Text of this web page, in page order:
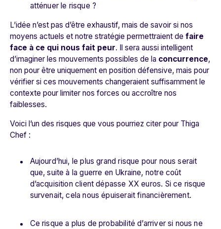
atténuer le risque ?
L’idée n’est pas d’être exhaustif, mais de savoir si nos
moyens actuels et notre stratégie permettraient de faire
face à ce qui nous fait peur. Il sera aussi intelligent
d’imaginer les mouvements possibles de la concurrence,
non pour être uniquement en position défensive, mais pour
vérifier si ces mouvements changeraient suffisamment le
contexte pour limiter nos forces ou accroître nos
faiblesses.
Voici l’un des risques que vous pourriez citer pour Thiga
Chef :
Aujourd’hui, le plus grand risque pour nous serait
que, suite à la guerre en Ukraine, notre coût
d’acquisition client dépasse XX euros. Si ce risque
survenait, cela nous épuiserait financièrement.
Ce risque a plus de probabilité d’arriver si nous ne